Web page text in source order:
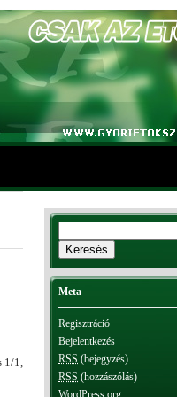
1/1,
Meta
Regisztráció
Bejelentkezés
RSS (bejegyzés)
RSS (hozzászólás)
WordPress.org